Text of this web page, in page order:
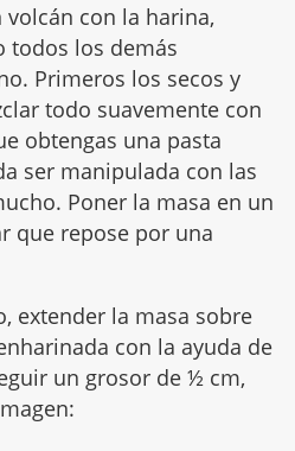
volcán con la harina,
todos los demás
Primeros los secos y
todo suavemente con
obtengas una pasta
ser manipulada con las
Poner la masa en un
que repose por una
extender la masa sobre
con la ayuda de
un grosor de ½ cm,